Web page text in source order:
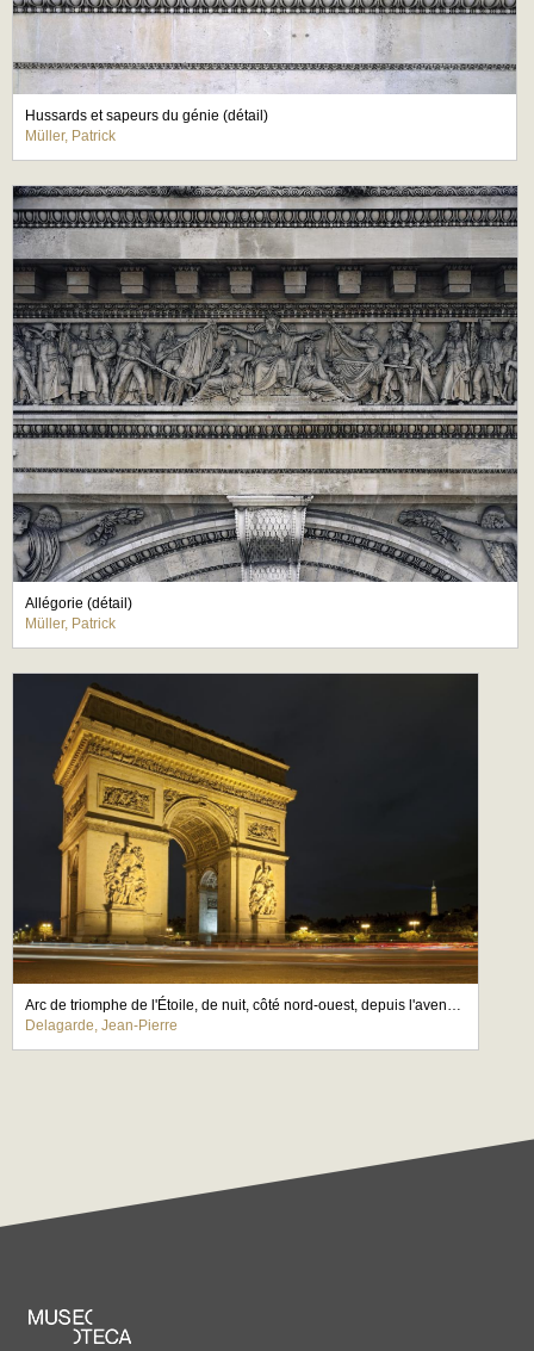
Hussards et sapeurs du génie (détail)
Müller, Patrick
Allégorie (détail)
Müller, Patrick
Arc de triomphe de l'Étoile, de nuit, côté nord-ouest, depuis l'avenue Carnot
Delagarde, Jean-Pierre